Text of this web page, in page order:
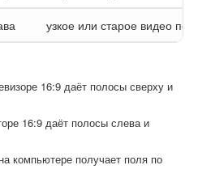
узкое или старое видео
16:9 даёт полосы сверху и
16:9 даёт полосы слева и
компьютере получает поля по